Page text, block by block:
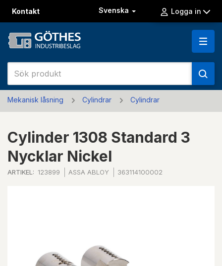
Kontakt Svenska Logga in
Mekanisk låsning Cylindrar Cylindrar
Cylinder 1308 Standard 3
Nycklar Nickel
ARTIKEL: 123899 ASSA ABLOY 363114100002